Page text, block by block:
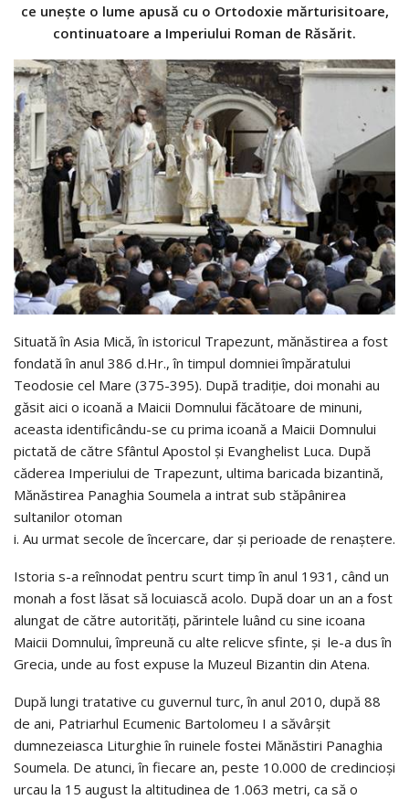
ce unește o lume apusă cu o Ortodoxie mărturisitoare,
continuatoare a Imperiului Roman de Răsărit.
Situată în Asia Mică, în istoricul Trapezunt, mănăstirea a fost
fondată în anul 386 d.Hr., în timpul domniei împăratului
Teodosie cel Mare (375-395). După tradiţie, doi monahi au
găsit aici o icoană a Maicii Domnului făcătoare de minuni,
aceasta identificându-se cu prima icoană a Maicii Domnului
pictată de către Sfântul Apostol şi Evanghelist Luca. După
căderea Imperiului de Trapezunt, ultima baricada bizantină,
Mănăstirea Panaghia Soumela a intrat sub stăpânirea
sultanilor otoman
i. Au urmat secole de încercare, dar şi perioade de renaştere.
Istoria s-a reînnodat pentru scurt timp în anul 1931, când un
monah a fost lăsat să locuiască acolo. După doar un an a fost
alungat de către autorităţi, părintele luând cu sine icoana
Maicii Domnului, împreună cu alte relicve sfinte, și le-a dus în
Grecia, unde au fost expuse la Muzeul Bizantin din Atena.
După lungi tratative cu guvernul turc, în anul 2010, după 88
de ani, Patriarhul Ecumenic Bartolomeu I a săvârşit
dumnezeiasca Liturghie în ruinele fostei Mănăstiri Panaghia
Soumela. De atunci, în fiecare an, peste 10.000 de credincioşi
urcau la 15 august la altitudinea de 1.063 metri, ca să o